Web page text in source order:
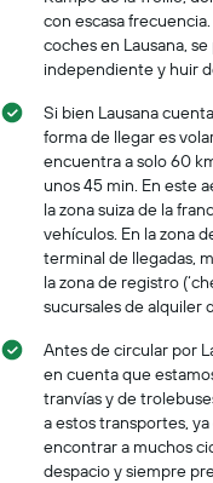
con escasa
coches en Lausana,
independiente y huir
Si bien Lausana
forma de llegar es
encuentra a solo 60
unos 45 min. En este
la zona suiza de la
vehículos. En la zona
terminal de llegadas,
la zona de registro
sucursales de alquiler
Antes de circular por
en cuenta que
tranvías y de
a estos transportes,
encontrar a muchos
despacio y siempre